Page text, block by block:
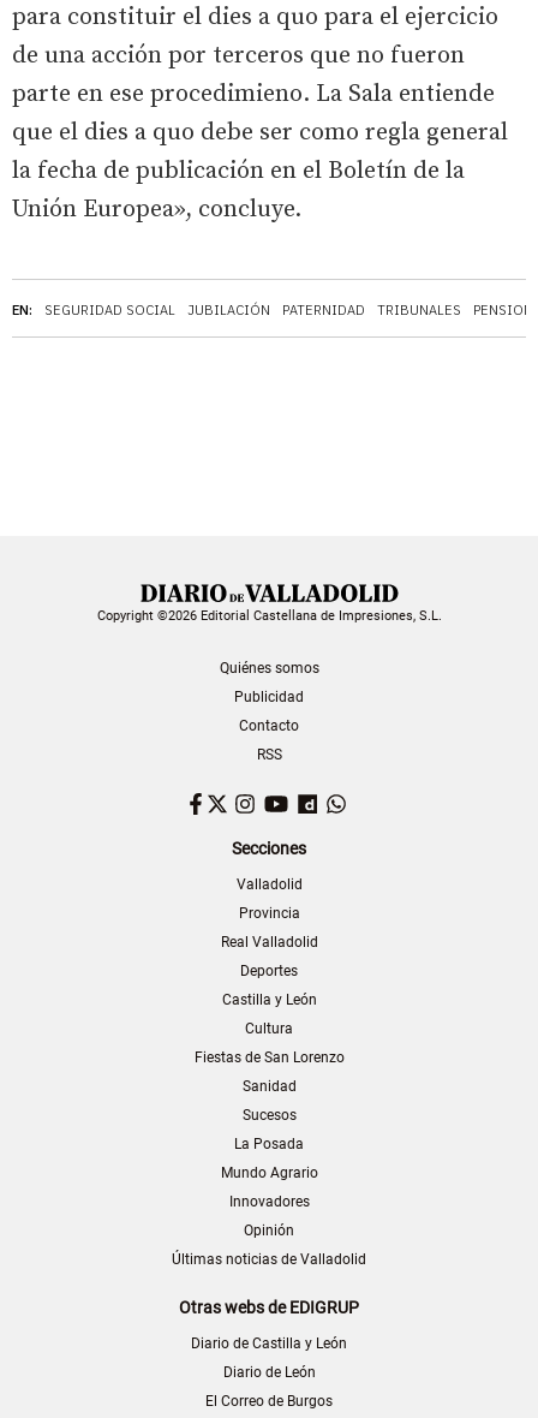
EN: SEGURIDAD SOCIAL JUBILACIÓN PATERNIDAD TRIBUNALES
para constituir el dies a quo para el ejercicio
de una acción por terceros que no fueron
parte en ese procedimieno. La Sala entiende
que el dies a quo debe ser como regla general
la fecha de publicación en el Boletín de la
Unión Europea», concluye.
Copyright ©2026 Editorial Castellana de Impresiones, S.L.
Quiénes somos
Publicidad
Contacto
RSS
Facebook
TwitterInstagram
YouTubeDailymotion
Secciones
Valladolid
Provincia
Real Valladolid
Deportes
Castilla y León
Cultura
Fiestas de San Lorenzo
Sanidad
Sucesos
La Posada
Mundo Agrario
Innovadores
Opinión
Últimas noticias de Valladolid
Otras webs de EDIGRUP
Diario de Castilla y León
Diario de León
El Correo de Burgos